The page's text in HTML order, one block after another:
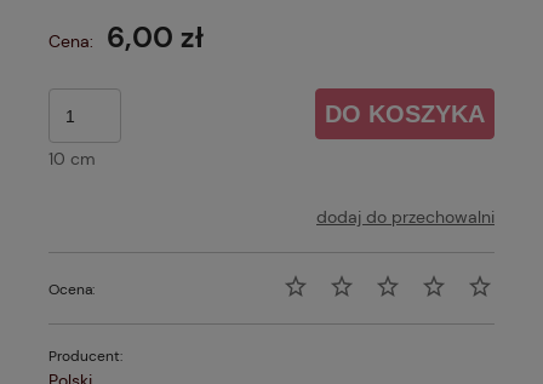
Cena: 6,00 zł
10 cm
DO KOSZYKA
dodaj do przechowalni
Ocena:
Producent: